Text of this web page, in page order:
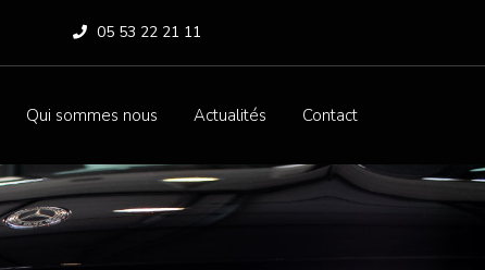
05 53 22 21 11
Qui sommes nous Actualités Contact